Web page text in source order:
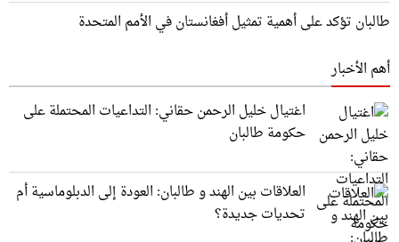
طالبان تؤكد على أهمية تمثيل أفغانستان في الأمم المتحدة
أهم الأخبار
اغتيال خليل الرحمن حقاني: التداعيات المحتملة على
حكومة طالبان
العلاقات بين الهند و طالبان: العودة إلى الدبلوماسية أم
تحديات جديدة؟